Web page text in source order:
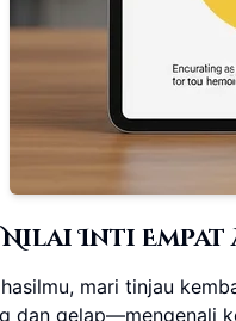
Inti Empat
mari tinjau
dan gelap—mengenali